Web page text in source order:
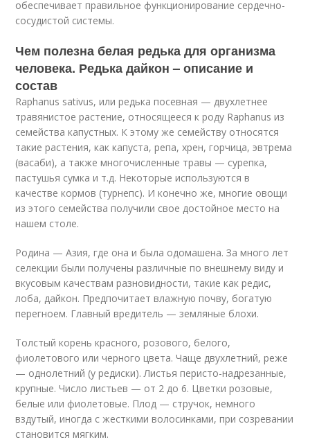
обеспечивает правильное функционирование сердечно-
сосудистой системы.
Чем полезна белая редька для организма
человека. Редька дайкон – описание и
состав
Raphanus sativus, или редька посевная — двухлетнее
травянистое растение, относящееся к роду Raphanus из
семейства капустных. К этому же семейству относятся
такие растения, как капуста, репа, хрен, горчица, эвтрема
(васаби), а также многочисленные травы — сурепка,
пастушья сумка и т.д. Некоторые используются в
качестве кормов (турнепс). И конечно же, многие овощи
из этого семейства получили свое достойное место на
нашем столе.
Родина — Азия, где она и была одомашена. За много лет
селекции были получены различные по внешнему виду и
вкусовым качествам разновидности, такие как редис,
лоба, дайкон. Предпочитает влажную почву, богатую
перегноем. Главный вредитель — земляные блохи.
Толстый корень красного, розового, белого,
фиолетового или черного цвета. Чаще двухлетний, реже
— однолетний (у редиски). Листья перисто-надрезанные,
крупные. Число листьев — от 2 до 6. Цветки розовые,
белые или фиолетовые. Плод — стручок, немного
вздутый, иногда с жесткими волосинками, при созревании
становится мягким.